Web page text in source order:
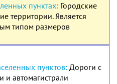
Городские
территории. Является
типом размеров
Дороги с
и автомагистрали